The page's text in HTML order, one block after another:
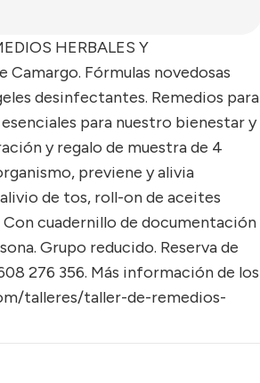
HERBALES Y
Camargo. Fórmulas novedosas
desinfectantes. Remedios para
para nuestro bienestar y
y regalo de muestra de 4
previene y alivia
de tos, roll-on de aceites
cuadernillo de documentación
Grupo reducido. Reserva de
276 356. Más información de los
talleres/taller-de-remedios-